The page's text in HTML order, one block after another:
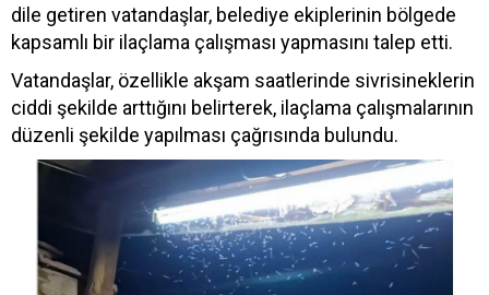
dile getiren vatandaşlar, belediye ekiplerinin bölgede
kapsamlı bir ilaçlama çalışması yapmasını talep etti.
Vatandaşlar, özellikle akşam saatlerinde sivrisineklerin
ciddi şekilde arttığını belirterek, ilaçlama çalışmalarının
düzenli şekilde yapılması çağrısında bulundu.